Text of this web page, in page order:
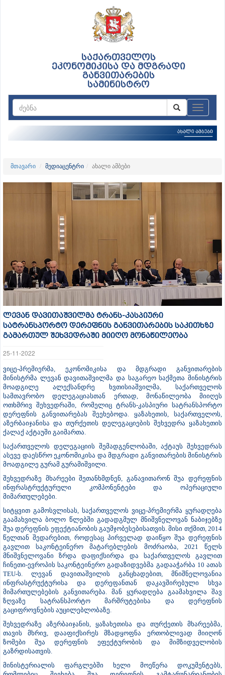
საქართველოს
ეკონომიკისა და მდგრადი
განვითარების
სამინისტრო
მთავარი მედიაცენტრი ახალი ამბები
ლევან დავითაშვილმა ტრანს-კასპიური
სატრანსპორტო დერეფნის განვითარების საკითხზე
გამართულ შეხვედრაში მიიღო მონაწილეობა
25-11-2022
ვიცე-პრემიერმა, ეკონომიკისა და მდგრადი განვითარების
მინისტრმა ლევან დავითაშვილმა და საგარეო საქმეთა მინისტრის
მოადგილე ალექსანდრე ხვთისიაშვილმა, საქართველოს
სამთავრობო დელეგაციასთან ერთად, მონაწილეობა მიიღეს
ოთხმრივ შეხვედრაში, რომელიც ტრანს-კასპიური სატრანსპორტო
დერეფნის განვითარებას შეეხებოდა. ყაზახეთის, საქართველოს,
აზერბაიჯანისა და თურქეთის დელეგაციების შეხვედრა ყაზახეთის
ქალაქ აქტაუში გაიმართა.
საქართველოს დელეგაციის შემადგენლობაში, აქტაუს შეხვედრას
ასევე დაესწრო ეკონომიკისა და მდგრადი განვითარების მინისტრის
მოადგილე გურამ გურამიშვილი.
შეხვედრაზე მხარეები შეთანხმდნენ, განავითარონ შუა დერეფნის
ინფრასტრუქტურული კომპონენტები და ოპერაციული
მიმართულებები.
სიტყვით გამოსვლისას, საქართველოს ვიცე-პრემიერმა ყურადღება
გაამახვილა ბოლო წლებში გადადგმულ მნიშვნელოვან ნაბიჯებზე
შუა დერეფნის ეფექტიანობის გაუმჯობესებისათვის. მისი თქმით, 2014
წელთან შედარებით, როდესაც პირველად დაიწყო შუა დერეფნის
გავლით საკონტეინერო მატარებლების მოძრაობა, 2021 წელს
მნიშვნელოვანი ზრდა დაფიქსირდა და საქართველოს გავლით
ჩინეთი-ევროპის საკონტეინერო გადაზიდვებმა გადააჭარბა 10 ათას
TEU-ს. ლევან დავითაშვილის განცხადებით, მნიშნელოვანია
ინფრასტრუქტურისა და დერეფანთან დაკავშირებული სხვა
მიმართულებების განვითარება. მან ყურადღება გაამახვილა შავ
ზღვაზე სატრანსპორტო მარშრუტებისა და დერეფნის
გაციფროვნების აუცილებლობაზე.
შეხვედრაზე აზერბაიჯანის, ყაზახეთისა და თურქეთის მხარეებმა,
თავის მხრივ, დააფიქსირეს მზადყოფნა ერთობლივად მიიღონ
ზომები შუა დერეფნის ეფექტურობის და მიმზიდველობის
გაზრდისათვის.
მინისტერიალის ფარგლებში ხელი მოეწერა დოკუმენტებს,